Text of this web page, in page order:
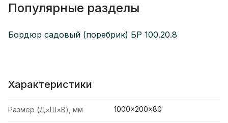
Популярные разделы
Бордюр садовый (поребрик) БР 100.20.8
Характеристики
Размер (Д×Ш×В), мм 1000×200×80